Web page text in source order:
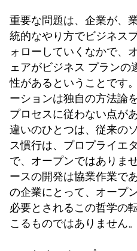
重要な問題は、企業が、
統的なやり方でビジネス
ォローしていくなかで、
ェアがビジネス プラン
性があるということです
ーションは独自の方法論
プロセスに従わない点が
違いのひとつは、従来の
ス慣行は、プロプライエ
で、オープンではありま
ースの開発は協業作業で
の企業にとって、オープ
必要とされるこの哲学の
こるものではありません。